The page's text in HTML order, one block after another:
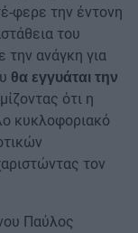
φερε την έντονη
του
την ανάγκη για
θα εγγυάται την
ότι η
κυκλοφοριακό
τον
Παύλος